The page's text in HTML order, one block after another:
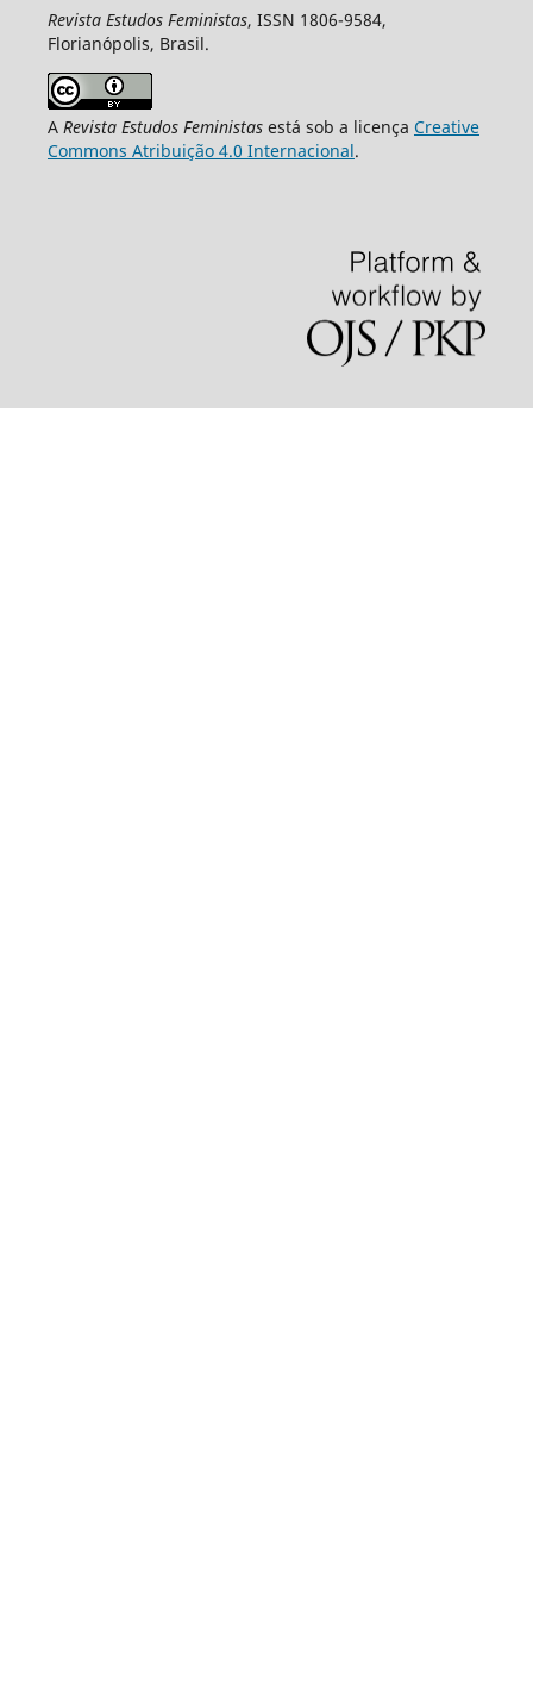
Revista Estudos Feministas, ISSN 1806-9584,
Florianópolis, Brasil.
A Revista Estudos Feministasestá sob a licença Creative
Commons Atribuição 4.0 Internacional.